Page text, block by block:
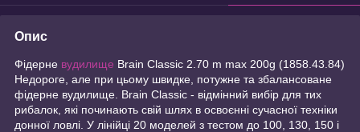
Опис
Фідерне вудилище Brain Classic 2.70 m max 200g (1858.43.84)
Недороге, але при цьому швидке, потужне та збалансоване
фідерне вудилище. Brain Classic - відмінний вибір для тих
рибалок, які починають свій шлях в освоєнні сучасної техніки
донної ловлі. У лінійці 20 моделей з тестом до 100, 130, 150 і